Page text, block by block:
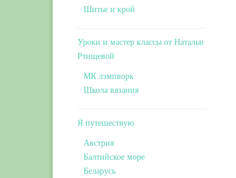
Шитье и крой
Уроки и мастер классы от Натальи
Ртищевой
МК лэмпворк
Школа вязания
Я путешествую
Австрия
Балтийское море
Беларусь